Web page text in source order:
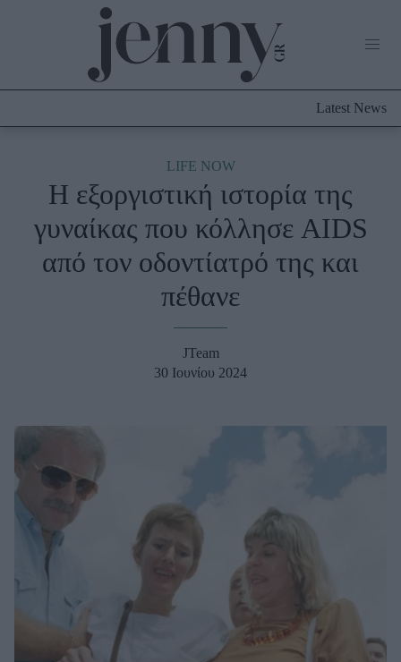
Culture
Fashion
Shopping
Styling Tips
Well being
Ψυχολογία
Υγεία + Διατροφή
Σχέσεις & Σεξ
Woman Power
Latest News
LIFE NOW
Η εξοργιστική ιστορία της
γυναίκας που κόλλησε AIDS
από τον οδοντίατρό της και
πέθανε
JTeam
30 Ιουνίου 2024